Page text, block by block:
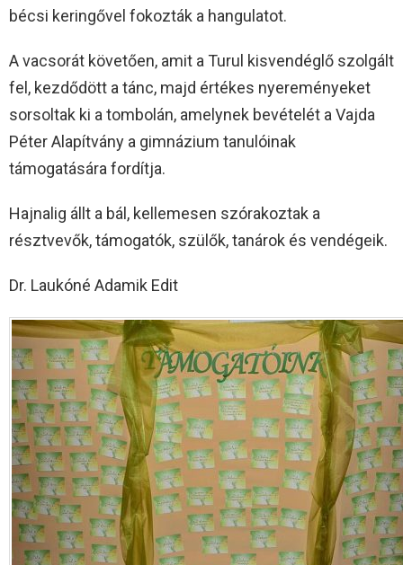
bécsi keringővel fokozták a hangulatot.
A vacsorát követően, amit a Turul kisvendéglő szolgált
fel, kezdődött a tánc, majd értékes nyereményeket
sorsoltak ki a tombolán, amelynek bevételét a Vajda
Péter Alapítvány a gimnázium tanulóinak
támogatására fordítja.
Hajnalig állt a bál, kellemesen szórakoztak a
résztvevők, támogatók, szülők, tanárok és vendégeik.
Dr. Laukóné Adamik Edit